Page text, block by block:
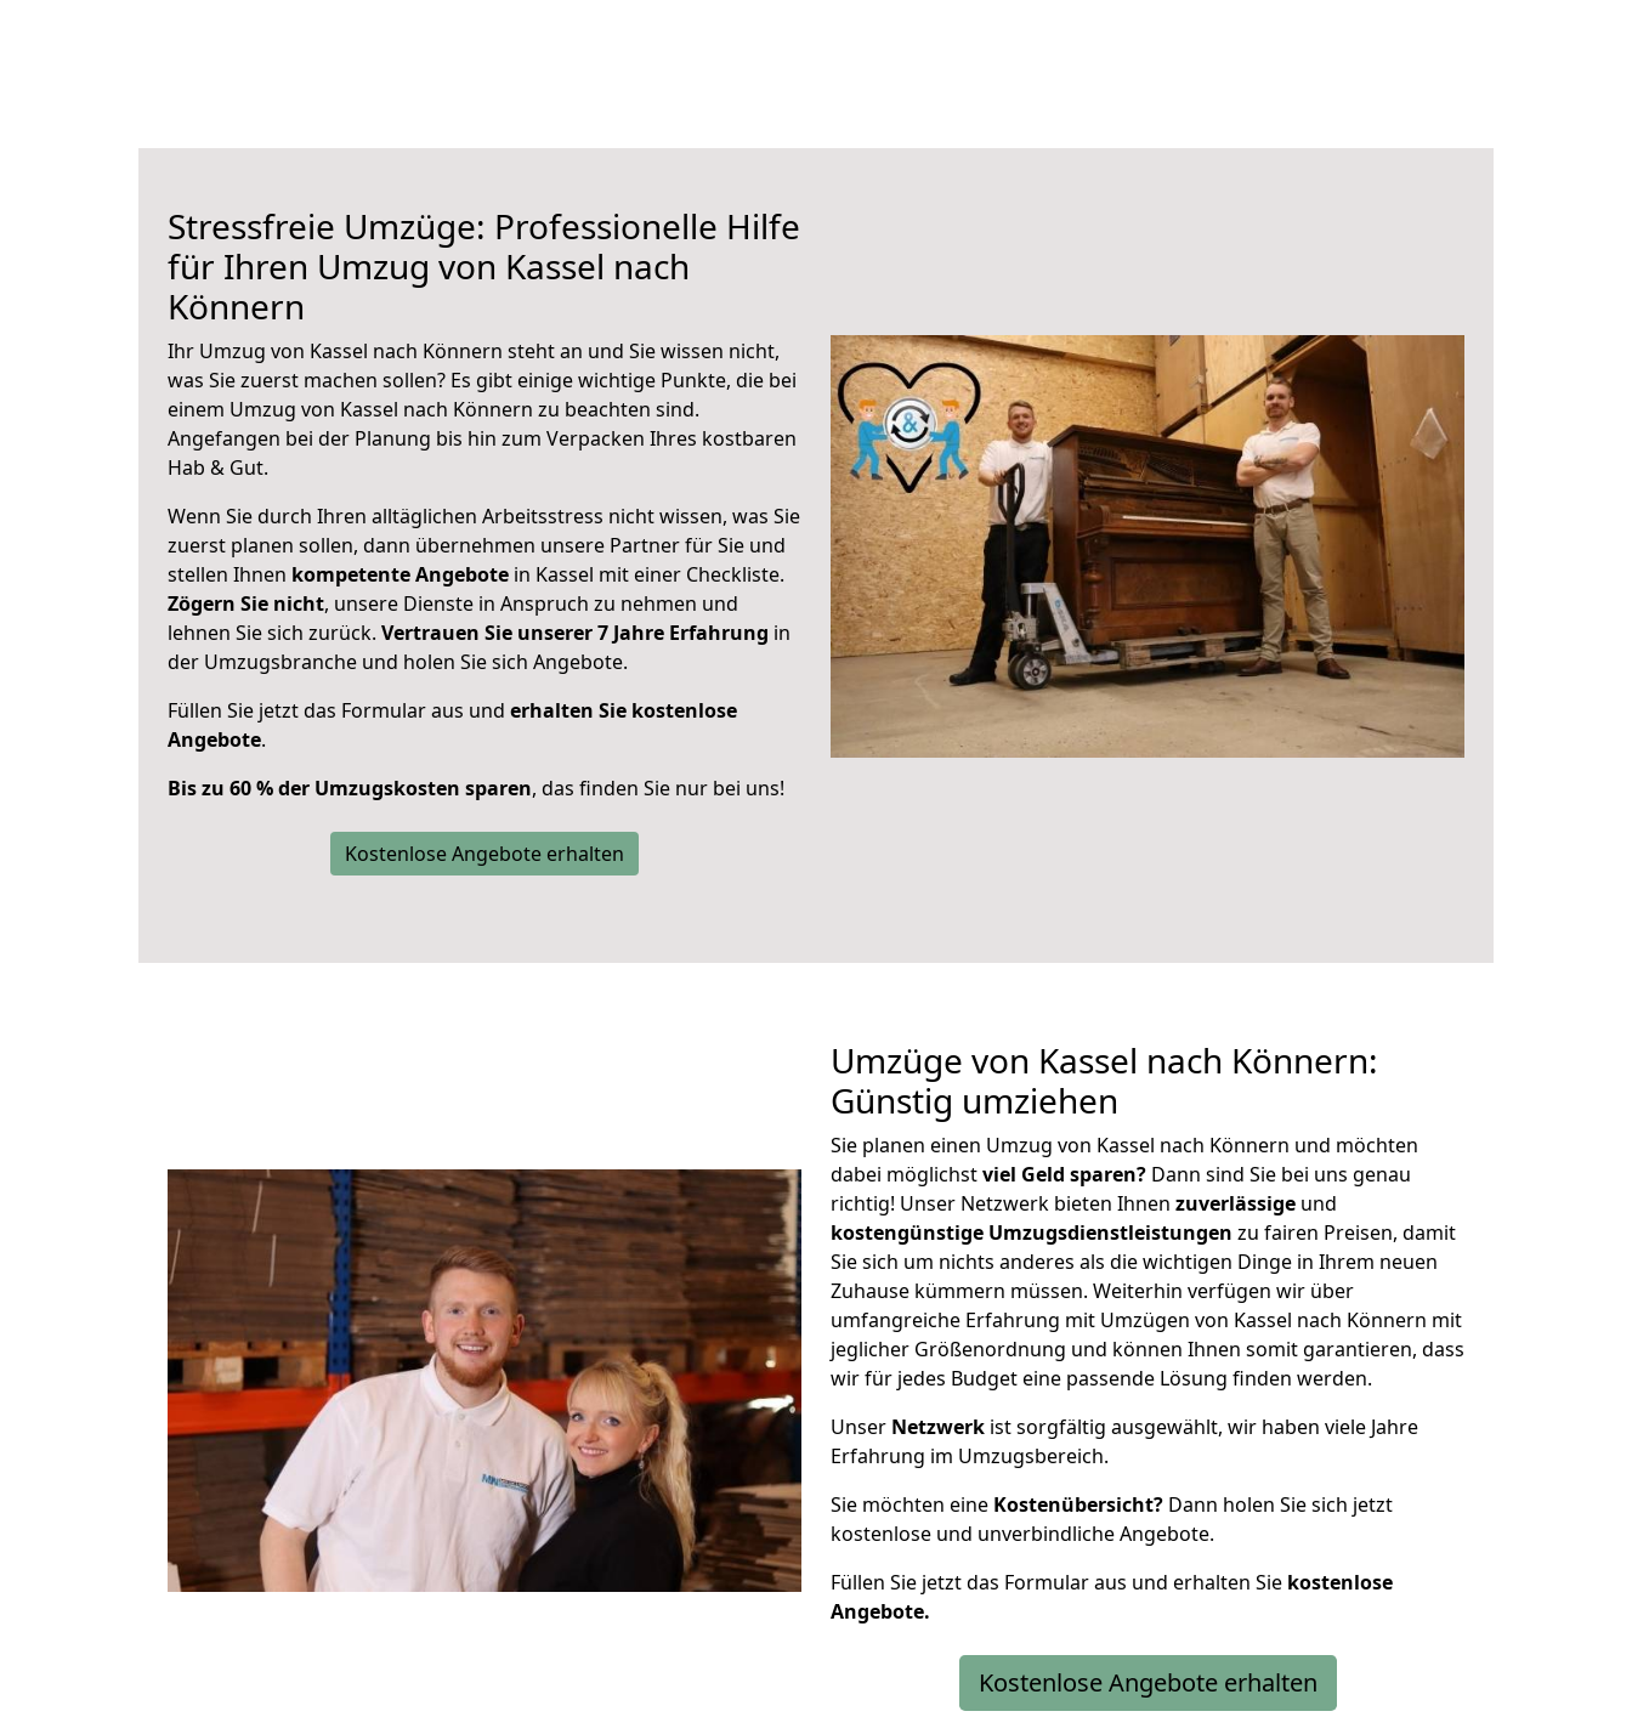
Stressfreie Umzüge: Professionelle Hilfe
für Ihren Umzug von Kassel nach
Könnern
Ihr Umzug von Kassel nach Könnern steht an und Sie wissen nicht,
was Sie zuerst machen sollen? Es gibt einige wichtige Punkte, die bei
einem Umzug von Kassel nach Könnern zu beachten sind.
Angefangen bei der Planung bis hin zum Verpacken Ihres kostbaren
Hab & Gut.
Wenn Sie durch Ihren alltäglichen Arbeitsstress nicht wissen, was Sie
zuerst planen sollen, dann übernehmen unsere Partner für Sie und
stellen Ihnen kompetente Angebote in Kassel mit einer Checkliste.
Zögern Sie nicht, unsere Dienste in Anspruch zu nehmen und
lehnen Sie sich zurück. Vertrauen Sie unserer 7 Jahre Erfahrung in
der Umzugsbranche und holen Sie sich Angebote.
Füllen Sie jetzt das Formular aus und erhalten Sie kostenlose
Angebote.
Bis zu 60 % der Umzugskosten sparen, das finden Sie nur bei uns!
Kostenlose Angebote erhalten
Umzüge von Kassel nach Könnern:
Günstig umziehen
Sie planen einen Umzug von Kassel nach Könnern und möchten
dabei möglichstviel Geld sparen? Dann sind Sie bei uns genau
richtig! Unser Netzwerk bieten Ihnen zuverlässige und
kostengünstige Umzugsdienstleistungen zu fairen Preisen, damit
Sie sich um nichts anderes als die wichtigen Dinge in Ihrem neuen
Zuhause kümmern müssen. Weiterhin verfügen wir über
umfangreiche Erfahrung mit Umzügen von Kassel nach Könnern mit
jeglicher Größenordnung und können Ihnen somit garantieren, dass
wir für jedes Budget eine passende Lösung finden werden.
Unser Netzwerk ist sorgfältig ausgewählt, wir haben viele Jahre
Erfahrung im Umzugsbereich.
Sie möchten eine Kostenübersicht? Dann holen Sie sich jetzt
kostenlose und unverbindliche Angebote.
Füllen Sie jetzt das Formular aus und erhalten Sie kostenlose
Angebote.
Kostenlose Angebote erhalten